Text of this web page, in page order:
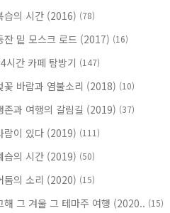
습의 시간 (2016) (78)
잔 밑 모스크 로드 (2017) (16)
시간 카페 탐방기 (147)
꽃 바람과 염불소리 (2018) (10)
존과 여행의 갈림길 (2019) (37)
람이 있다 (2019) (111)
습의 시간 (2019) (50)
둠의 소리 (2020) (15)
해 그 겨울 그 테마주 여행 (2020.. (15)